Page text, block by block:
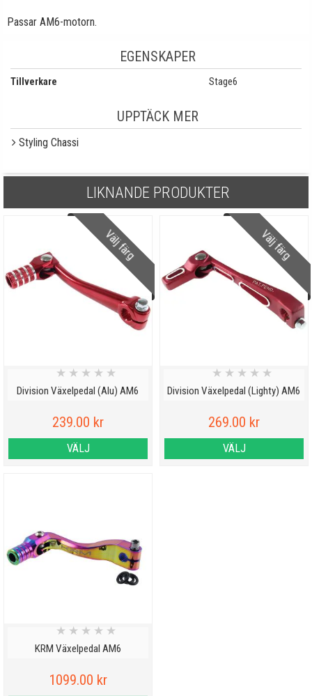
Passar AM6-motorn.
EGENSKAPER
Tillverkare Stage6
UPPTÄCK MER
Styling Chassi
LIKNANDE PRODUKTER
Välj färg
Division Växelpedal (Alu) AM6
★ ★ ★ ★ ★
239.00 kr
VÄLJ
Välj färg
Division Växelpedal (Lighty) AM6
★ ★ ★ ★ ★
269.00 kr
VÄLJ
KRM Växelpedal AM6
★ ★ ★ ★ ★
1099.00 kr